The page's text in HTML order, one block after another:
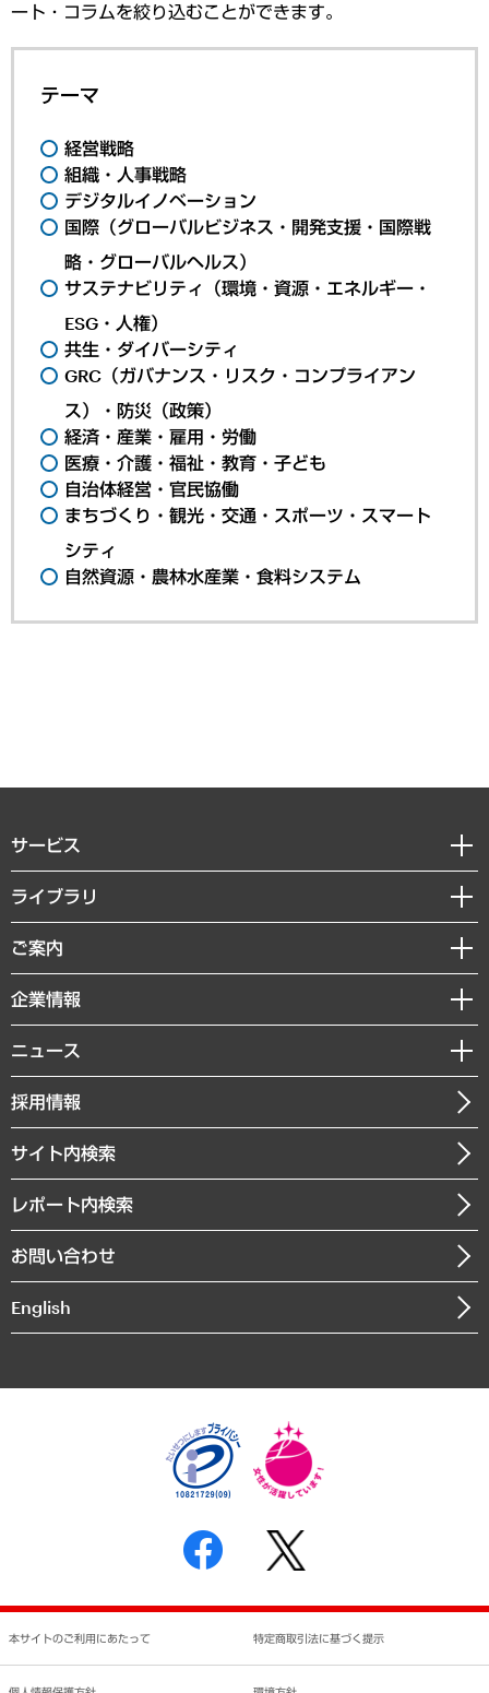
ート・コラムを絞り込むことができます。
テーマ
経営戦略
組織・人事戦略
デジタルイノベーション
国際（グローバルビジネス・開発支援・国際戦
略・グローバルヘルス）
サステナビリティ（環境・資源・エネルギー・
ESG・人権）
共生・ダイバーシティ
GRC（ガバナンス・リスク・コンプライアン
ス）・防災（政策）
経済・産業・雇用・労働
医療・介護・福祉・教育・子ども
自治体経営・官民協働
まちづくり・観光・交通・スポーツ・スマート
シティ
自然資源・農林水産業・食料システム
サービス
経営戦略
組織・人事戦略
デジタルイノベーション
共生・ダイバーシティ
GRC（ガバナンス・リスク・コンプライアンス）・防災（政策）
経済・産業・雇用・労働
まちづくり・観光・交通・スポーツ・スマートシティ
自然資源・農林水産業・食料システム
ライブラリ
経済調査
レポート
コラム
経営用語集
受託・受注実績（官公庁関連）
メディア掲載・出演
ご案内
セミナー・イベント情報
MUFGビジネスセミナー
受託案件情報
企業情報
私たちの想い
社長メッセージ
会社概要
沿革
組織図・本部部室紹介
インドネシア現地法人
個人情報保護方針
反社会的勢力に対する基本方針
書面による個人情報の開示等の請求の手続きについて
ニュース
ニュースリリース
お知らせ
採用情報
サイト内検索
レポート内検索
お問い合わせ
English
本サイトのご利用にあたって 特定商取引法に基づく提示